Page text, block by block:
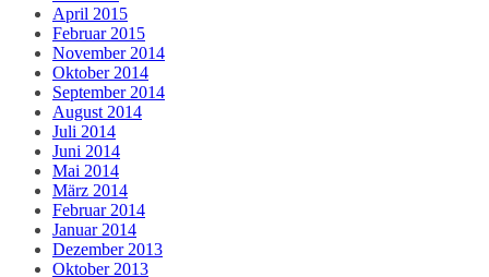
April 2015
Februar 2015
November 2014
Oktober 2014
September 2014
August 2014
Juli 2014
Juni 2014
Mai 2014
März 2014
Februar 2014
Januar 2014
Dezember 2013
Oktober 2013